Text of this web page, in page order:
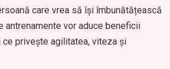
care vrea să își îmbunătățească
antrenamente vor aduce beneficii
privește agilitatea, viteza și